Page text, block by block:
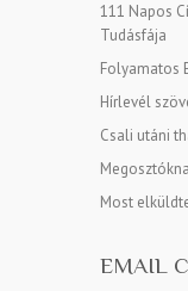
111 Napos
Tudásfája
Folyamatos
Hírlevél
Csali utáni
Most
EMAIL